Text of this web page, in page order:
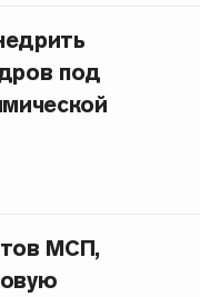
под
МСП,